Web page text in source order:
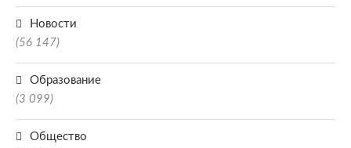
Новости
(56 147)
Образование
(3 099)
Общество